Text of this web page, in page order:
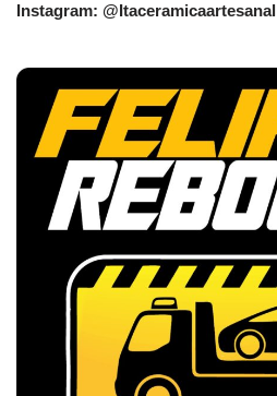
Instagram: @Itaceramicaartesanal